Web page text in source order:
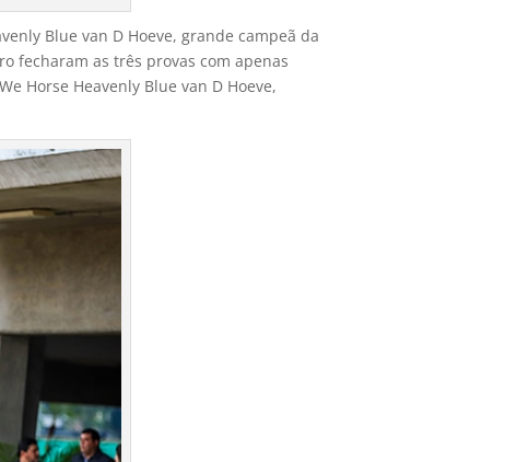
Blue van D Hoeve, grande campeã da
fecharam as três provas com apenas
Horse Heavenly Blue van D Hoeve,